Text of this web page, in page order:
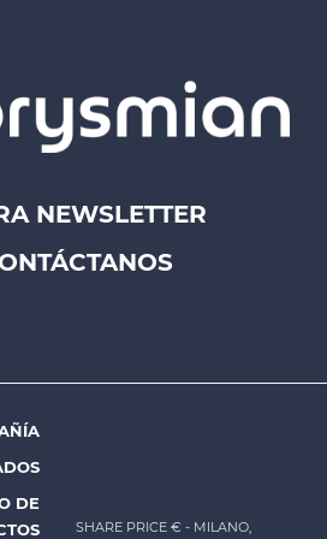
NEWSLETTER
DE
SHARE PRICE € - MILANO,